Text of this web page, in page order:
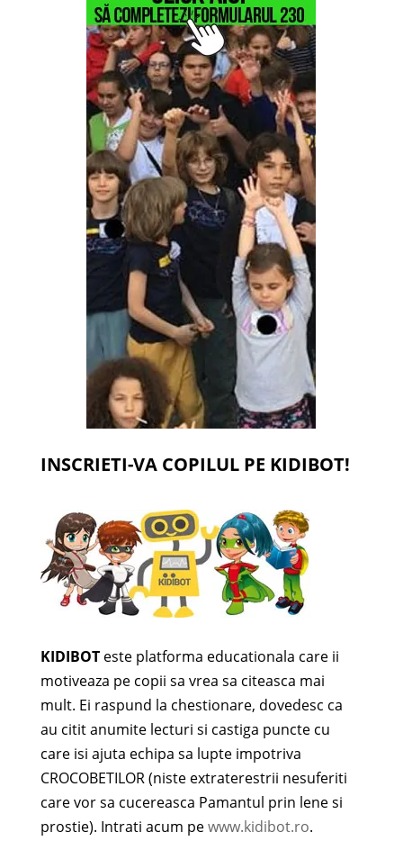
INSCRIETI-VA COPILUL PE KIDIBOT!
KIDIBOTeste platforma educationala care ii
motiveaza pe copii sa vrea sa citeasca mai
mult. Ei raspund la chestionare, dovedesc ca
au citit anumite lecturi si castiga puncte cu
care isi ajuta echipa sa lupte impotriva
CROCOBETILOR (niste extraterestrii nesuferiti
care vor sa cucereasca Pamantul prin lene si
prostie). Intrati acum pewww.kidibot.ro.